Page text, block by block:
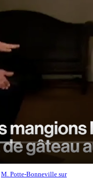
M. Potte-Bonneville sur